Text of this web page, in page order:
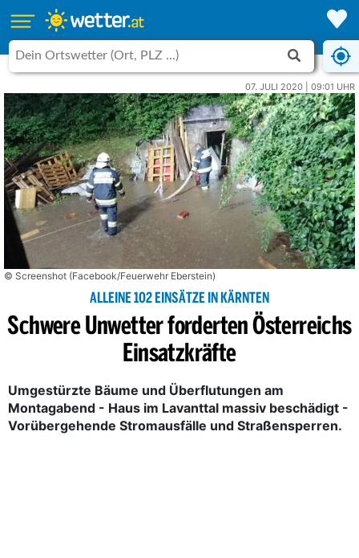
07. JULI 2020 | 09:01 UHR
© Screenshot (Facebook/Feuerwehr Eberstein)
ALLEINE 102 EINSÄTZE IN KÄRNTEN
Schwere Unwetter forderten Österreichs
Einsatzkräfte
Umgestürzte Bäume und Überflutungen am
Montagabend - Haus im Lavanttal massiv beschädigt -
Vorübergehende Stromausfälle und Straßensperren.